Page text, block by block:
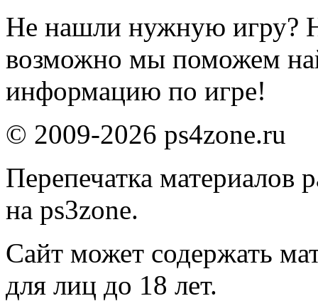
Не нашли нужную игру?
возможно мы поможем
информацию по игре!
© 2009-2026 ps4zone.ru
Перепечатка материалов
на ps3zone.
Сайт может содержать
для лиц до 18 лет.